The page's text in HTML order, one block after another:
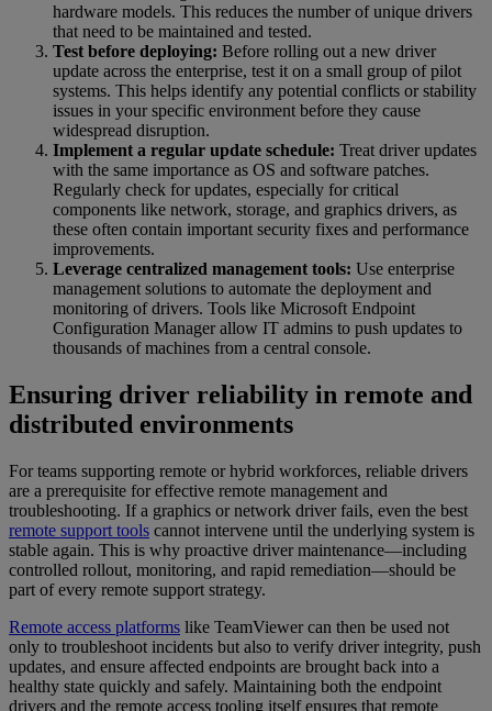
hardware models. This reduces the number of unique drivers
that need to be maintained and tested.
Test before deploying: Before rolling out a new driver
update across the enterprise, test it on a small group of pilot
systems. This helps identify any potential conflicts or stability
issues in your specific environment before they cause
widespread disruption.
Implement a regular update schedule: Treat driver updates
with the same importance as OS and software patches.
Regularly check for updates, especially for critical
components like network, storage, and graphics drivers, as
these often contain important security fixes and performance
improvements.
Leverage centralized management tools: Use enterprise
management solutions to automate the deployment and
monitoring of drivers. Tools like Microsoft Endpoint
Configuration Manager allow IT admins to push updates to
thousands of machines from a central console.
Ensuring driver reliability in remote and
distributed environments
For teams supporting remote or hybrid workforces, reliable drivers
are a prerequisite for effective remote management and
troubleshooting. If a graphics or network driver fails, even the best
remote support tools cannot intervene until the underlying system is
stable again. This is why proactive driver maintenance—including
controlled rollout, monitoring, and rapid remediation—should be
part of every remote support strategy.
Remote access platforms like TeamViewer can then be used not
only to troubleshoot incidents but also to verify driver integrity, push
updates, and ensure affected endpoints are brought back into a
healthy state quickly and safely. Maintaining both the endpoint
drivers and the remote access tooling itself ensures that remote